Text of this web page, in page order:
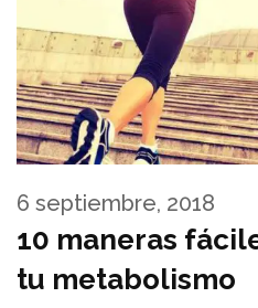
10 maneras
tu metabolismo
6 septiembre, 2018